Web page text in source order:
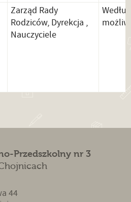
Zarząd Rady
Rodziców, Dyrekcja ,
Nauczyciele
Według
Przedszkolny nr 3
44